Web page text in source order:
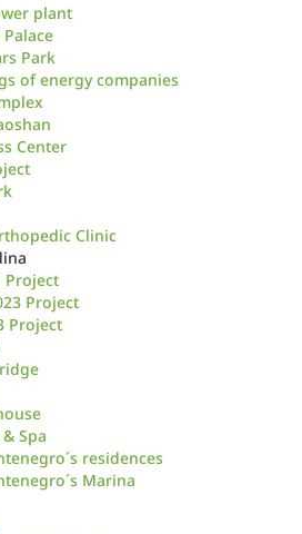
plant
Park
of energy companies
Center
Clinic
Project
Project
Project
Spa
residences
Marina